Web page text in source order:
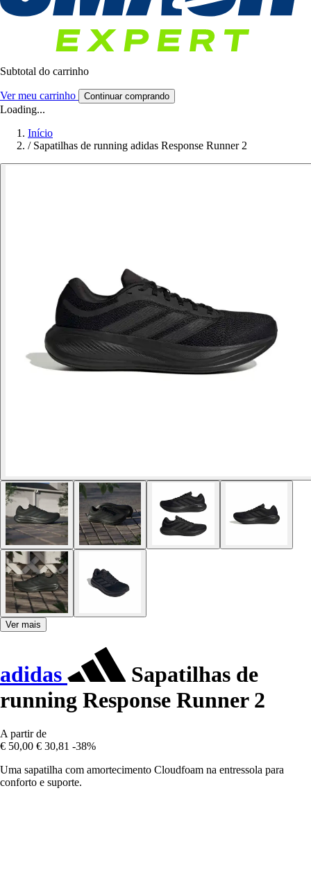
Subtotal do carrinho
Ver meu carrinho Continuar comprando
Loading...
Início
/ Sapatilhas de running adidas Response Runner 2
Ver mais
adidas
Sapatilhas de
running Response Runner 2
A partir de
€ 50,00 € 30,81 -38%
Uma sapatilha com amortecimento Cloudfoam na entressola para
conforto e suporte.